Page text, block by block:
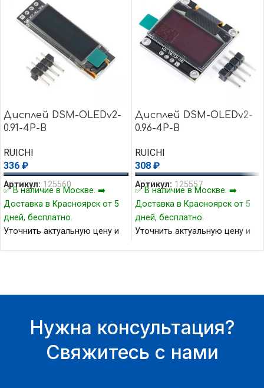
Дисплей DSM-OLEDv2-
0.91-4P-B
RUICHI
336 ₽
Артикул: 125560
✅ В наличие в Москве. ➡️
Доставка в Красноярск от 5
дней, бесплатно.
Уточнить актуальную цену и
Дисплей DSM-OLEDv2-
0.96-4P-B
RUICHI
308 ₽
Артикул: 125557
✅ В наличие в Москве. ➡️
Доставка в Красноярск от 5
дней, бесплатно.
Уточнить актуальную цену и
Нужна консультация?
Свяжитесь с нами